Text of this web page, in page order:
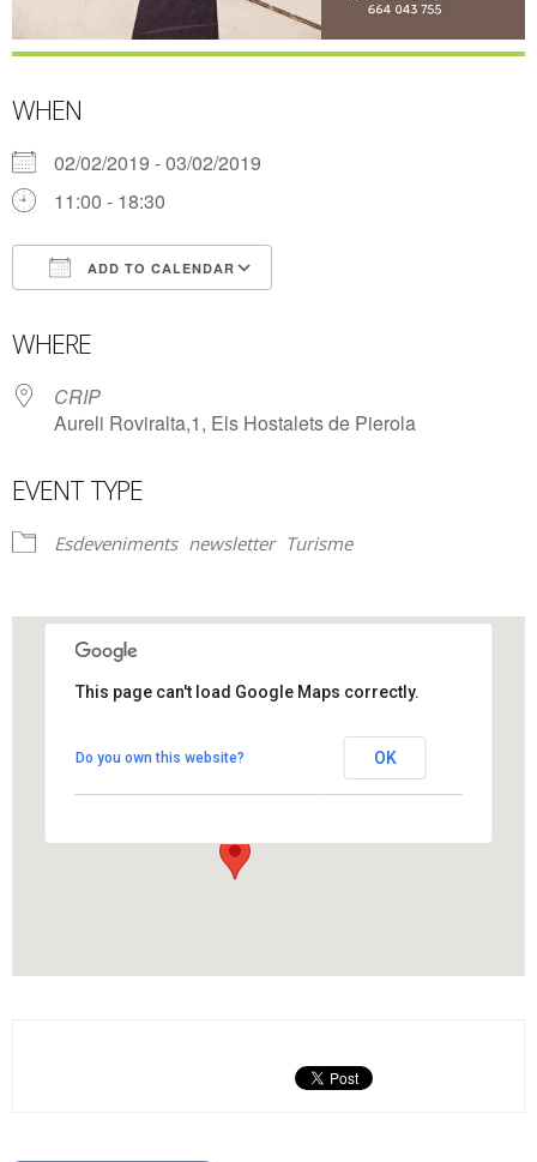
WHEN
02/02/2019 - 03/02/2019
11:00 - 18:30
ADD TO CALENDAR
WHERE
CRIP
Aureli Roviralta,1, Els Hostalets de Pierola
EVENT TYPE
Esdeveniments newsletter Turisme
Aureli Roviralta,1 - Els Hostalets de Pierola
View Events
This page can't load Google Maps correctly.
Do you own this website? OK